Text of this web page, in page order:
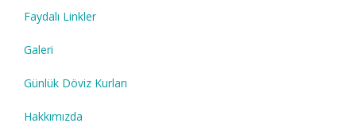
Faydalı Linkler
Galeri
Günlük Döviz Kurları
Hakkımızda